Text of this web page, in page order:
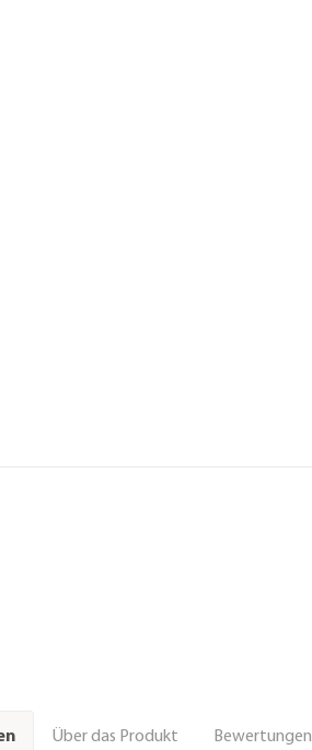
Über das Produkt Bewertungen